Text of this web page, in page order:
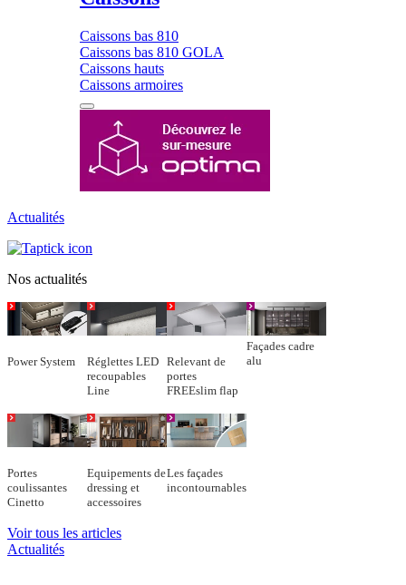
Caissons bas 810
Caissons bas 810 GOLA
Caissons hauts
Caissons armoires
Actualités
Nos actualités
Power System
Réglettes LED
recoupables
Line
Relevant de
portes
FREEslim flap
Façades cadre
alu
Portes
coulissantes
Cinetto
Equipements de
dressing et
accessoires
Les façades
incontournables
Voir tous les articles
Actualités